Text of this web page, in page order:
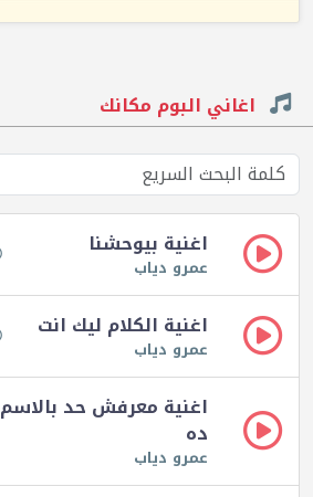
اغاني البوم مكانك
اغنية بيوحشنا
عمرو دياب
اغنية الكلام ليك انت
عمرو دياب
اغنية معرفش حد بالاسم
ده
عمرو دياب